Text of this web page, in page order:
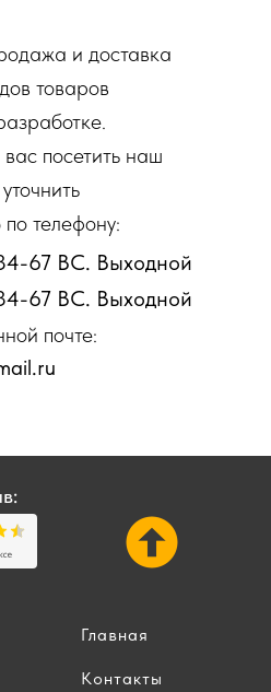
и доставка
товаров
посетить наш
телефону:
67 ВС. Выходной
67 ВС. Выходной
почте:
Главная
Контакты